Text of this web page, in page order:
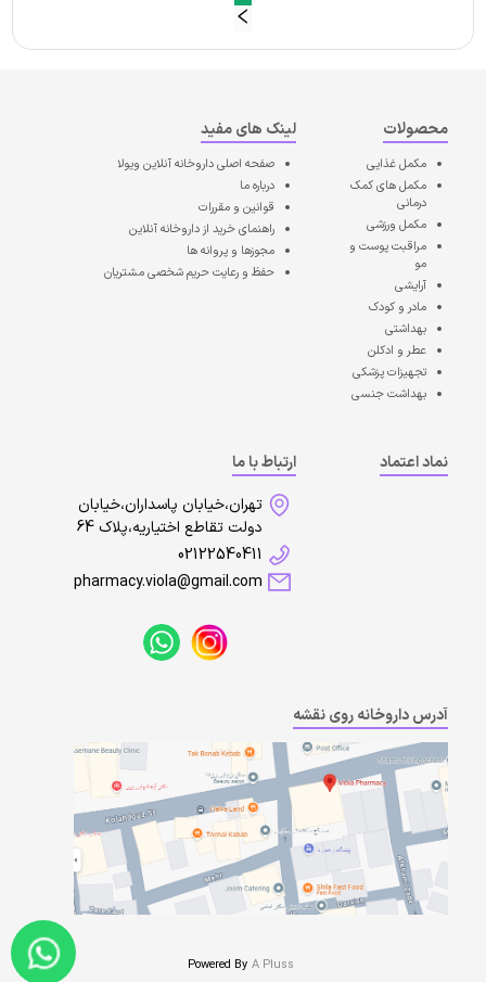
محصولات
مکمل غذایی
مکمل های کمک
درمانی
مکمل ورزشی
مراقبت پوست و
مو
آرایشی
مادر و کودک
بهداشتی
عطر و ادکلن
تجهیزات پزشکی
بهداشت جنسی
لینک های مفید
صفحه اصلیداروخانه آنلاین ویولا
درباره ما
قوانین و مقررات
راهنمای خرید از داروخانه آنلاین
مجوزها و پروانه ها
حفظ و رعایت حریم شخصی مشتریان
نماد اعتماد
ارتباط با ما
تهران،خیابان پاسداران،خیابان
دولت تقاطع اختیاریه،پلاک 64
02122540411
pharmacy.viola@gmail.com
آدرس داروخانه روی نقشه
A Pluss
Powered By